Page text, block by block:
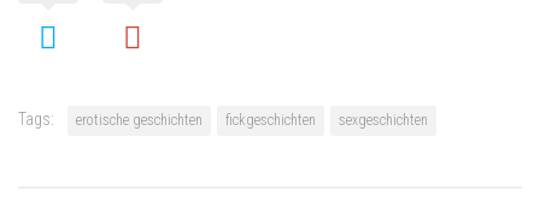
Tags: erotische geschichten fickgeschichten sexgeschichten